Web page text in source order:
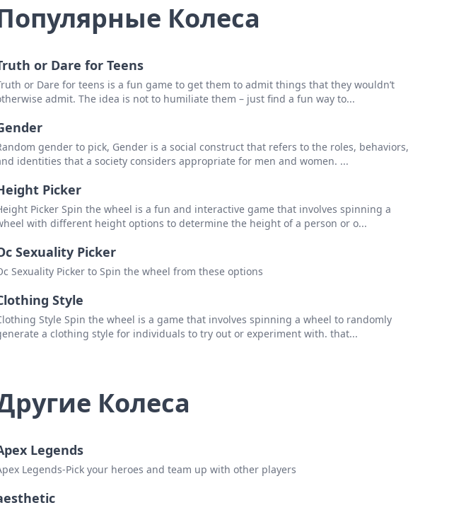
Колеса
or Dare for Teens
or Dare for teens is a fun game to get them to admit things that they wouldn’t
admit. The idea is not to humiliate them – just find a fun way to...
gender to pick, Gender is a social construct that refers to the roles, behaviors,
identities that a society considers appropriate for men and women. ...
Picker
Picker Spin the wheel is a fun and interactive game that involves spinning a
with different height options to determine the height of a person or o...
Sexuality Picker
Sexuality Picker to Spin the wheel from these options
Style
Style Spin the wheel is a game that involves spinning a wheel to randomly
a clothing style for individuals to try out or experiment with. that...
Колеса
Legends
Legends-Pick your heroes and team up with other players